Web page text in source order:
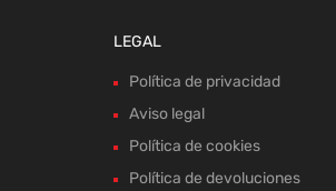
LEGAL
Política de privacidad
Aviso legal
Política de cookies
Política de devoluciones